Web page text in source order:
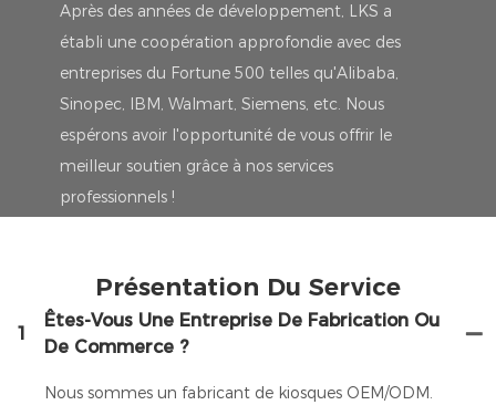
Après des années de développement, LKS a
établi une coopération approfondie avec des
entreprises du Fortune 500 telles qu'Alibaba,
Sinopec, IBM, Walmart, Siemens, etc. Nous
espérons avoir l'opportunité de vous offrir le
meilleur soutien grâce à nos services
professionnels !
Présentation Du Service
1
Êtes-Vous Une Entreprise De Fabrication Ou
De Commerce ?
Nous sommes un fabricant de kiosques OEM/ODM.